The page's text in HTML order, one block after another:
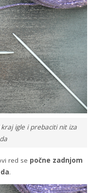
igle i prebaciti nit iza
red se počne zadnjom
.